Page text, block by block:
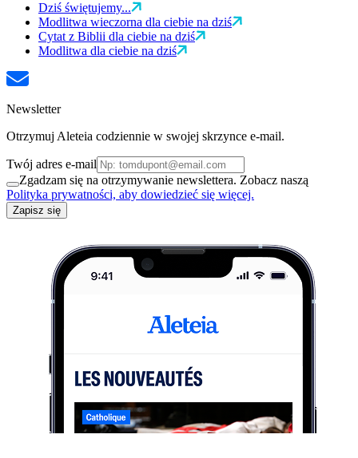
Dziś świętujemy...
Modlitwa wieczorna dla ciebie na dziś
Cytat z Biblii dla ciebie na dziś
Modlitwa dla ciebie na dziś
Newsletter
Otrzymuj Aleteia codziennie w swojej skrzynce e-mail.
Twój adres e-mail
Zgadzam się na otrzymywanie newslettera. Zobacz naszą
Polityka prywatności, aby dowiedzieć się więcej.
Zapisz się